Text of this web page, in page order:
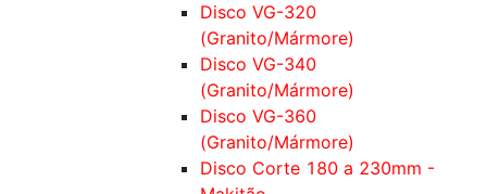
Disco VG-320
(Granito/Mármore)
Disco VG-340
(Granito/Mármore)
Disco VG-360
(Granito/Mármore)
Disco Corte 180 a 230mm -